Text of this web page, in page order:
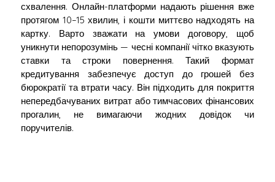
схвалення. Онлайн-платформи надають рішення вже
протягом 10–15 хвилин, і кошти миттєво надходять на
картку. Варто зважати на умови договору, щоб
уникнути непорозумінь — чесні компанії чітко вказують
ставки та строки повернення. Такий формат
кредитування забезпечує доступ до грошей без
бюрократії та втрати часу. Він підходить для покриття
непередбачуваних витрат або тимчасових фінансових
прогалин, не вимагаючи жодних довідок чи
поручителів.